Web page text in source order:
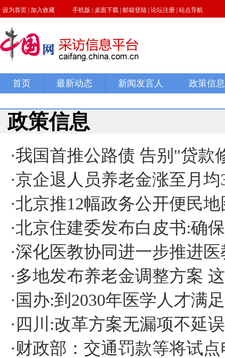
政策信息
·我国首推公路债 告别"贷款
·京企退人员养老金涨至月均
·北京推12幅政务公开便民
·北京住建委发布白皮书:确
·深化医教协同进一步推进
·多地发布养老金调整方案
· 国办:到2030年医学人才满
· 四川:改革方案无漏项不延误
·财政部：交通罚款等将试